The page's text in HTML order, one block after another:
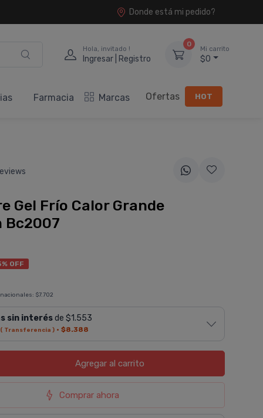
Donde está mi pedido?
Hola, invitado !
Ingresar | Registro
0
Mi carrito
$0
Farmacia Marcas Ofertas HOT
Gel Frí­o Calor Grande
Bc2007
OFF
$7.702
sin interésde $1.553
( Transferencia )· $8.388
Agregaral carrito
Comprar ahora